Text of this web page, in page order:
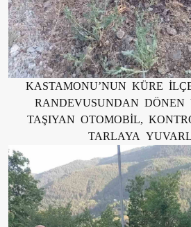
KASTAMONU’NUN KÜRE
RANDEVUSUNDAN DÖNEN
TAŞIYAN OTOMOBİL,
TARLAYA